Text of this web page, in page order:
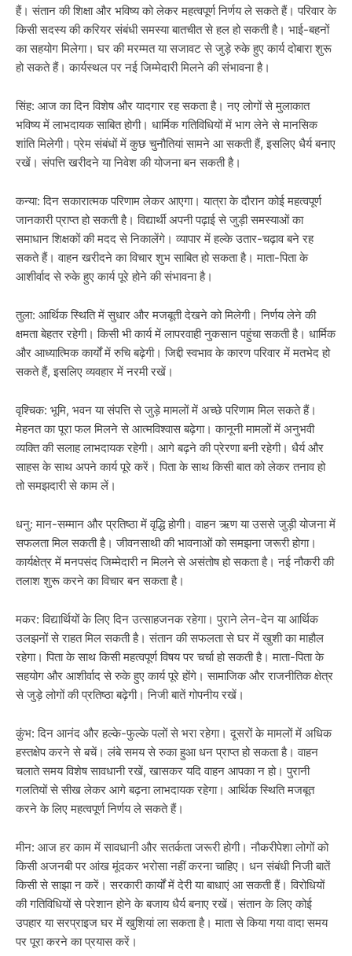
हैं। संतान की शिक्षा और भविष्य को लेकर महत्वपूर्ण निर्णय ले सकते हैं। परिवार के
किसी सदस्य की करियर संबंधी समस्या बातचीत से हल हो सकती है। भाई-बहनों
का सहयोग मिलेगा। घर की मरम्मत या सजावट से जुड़े रुके हुए कार्य दोबारा शुरू
हो सकते हैं। कार्यस्थल पर नई जिम्मेदारी मिलने की संभावना है।
सिंह: आज का दिन विशेष और यादगार रह सकता है। नए लोगों से मुलाकात
भविष्य में लाभदायक साबित होगी। धार्मिक गतिविधियों में भाग लेने से मानसिक
शांति मिलेगी। प्रेम संबंधों में कुछ चुनौतियां सामने आ सकती हैं, इसलिए धैर्य बनाए
रखें। संपत्ति खरीदने या निवेश की योजना बन सकती है।
कन्या: दिन सकारात्मक परिणाम लेकर आएगा। यात्रा के दौरान कोई महत्वपूर्ण
जानकारी प्राप्त हो सकती है। विद्यार्थी अपनी पढ़ाई से जुड़ी समस्याओं का
समाधान शिक्षकों की मदद से निकालेंगे। व्यापार में हल्के उतार-चढ़ाव बने रह
सकते हैं। वाहन खरीदने का विचार शुभ साबित हो सकता है। माता-पिता के
आशीर्वाद से रुके हुए कार्य पूरे होने की संभावना है।
तुला: आर्थिक स्थिति में सुधार और मजबूती देखने को मिलेगी। निर्णय लेने की
क्षमता बेहतर रहेगी। किसी भी कार्य में लापरवाही नुकसान पहुंचा सकती है। धार्मिक
और आध्यात्मिक कार्यों में रुचि बढ़ेगी। जिद्दी स्वभाव के कारण परिवार में मतभेद हो
सकते हैं, इसलिए व्यवहार में नरमी रखें।
वृश्चिक: भूमि, भवन या संपत्ति से जुड़े मामलों में अच्छे परिणाम मिल सकते हैं।
मेहनत का पूरा फल मिलने से आत्मविश्वास बढ़ेगा। कानूनी मामलों में अनुभवी
व्यक्ति की सलाह लाभदायक रहेगी। आगे बढ़ने की प्रेरणा बनी रहेगी। धैर्य और
साहस के साथ अपने कार्य पूरे करें। पिता के साथ किसी बात को लेकर तनाव हो
तो समझदारी से काम लें।
धनु: मान-सम्मान और प्रतिष्ठा में वृद्धि होगी। वाहन ऋण या उससे जुड़ी योजना में
सफलता मिल सकती है। जीवनसाथी की भावनाओं को समझना जरूरी होगा।
कार्यक्षेत्र में मनपसंद जिम्मेदारी न मिलने से असंतोष हो सकता है। नई नौकरी की
तलाश शुरू करने का विचार बन सकता है।
मकर: विद्यार्थियों के लिए दिन उत्साहजनक रहेगा। पुराने लेन-देन या आर्थिक
उलझनों से राहत मिल सकती है। संतान की सफलता से घर में खुशी का माहौल
रहेगा। पिता के साथ किसी महत्वपूर्ण विषय पर चर्चा हो सकती है। माता-पिता के
सहयोग और आशीर्वाद से रुके हुए कार्य पूरे होंगे। सामाजिक और राजनीतिक क्षेत्र
से जुड़े लोगों की प्रतिष्ठा बढ़ेगी। निजी बातें गोपनीय रखें।
कुंभ: दिन आनंद और हल्के-फुल्के पलों से भरा रहेगा। दूसरों के मामलों में अधिक
हस्तक्षेप करने से बचें। लंबे समय से रुका हुआ धन प्राप्त हो सकता है। वाहन
चलाते समय विशेष सावधानी रखें, खासकर यदि वाहन आपका न हो। पुरानी
गलतियों से सीख लेकर आगे बढ़ना लाभदायक रहेगा। आर्थिक स्थिति मजबूत
करने के लिए महत्वपूर्ण निर्णय ले सकते हैं।
मीन: आज हर काम में सावधानी और सतर्कता जरूरी होगी। नौकरीपेशा लोगों को
किसी अजनबी पर आंख मूंदकर भरोसा नहीं करना चाहिए। धन संबंधी निजी बातें
किसी से साझा न करें। सरकारी कार्यों में देरी या बाधाएं आ सकती हैं। विरोधियों
की गतिविधियों से परेशान होने के बजाय धैर्य बनाए रखें। संतान के लिए कोई
उपहार या सरप्राइज घर में खुशियां ला सकता है। माता से किया गया वादा समय
पर पूरा करने का प्रयास करें।